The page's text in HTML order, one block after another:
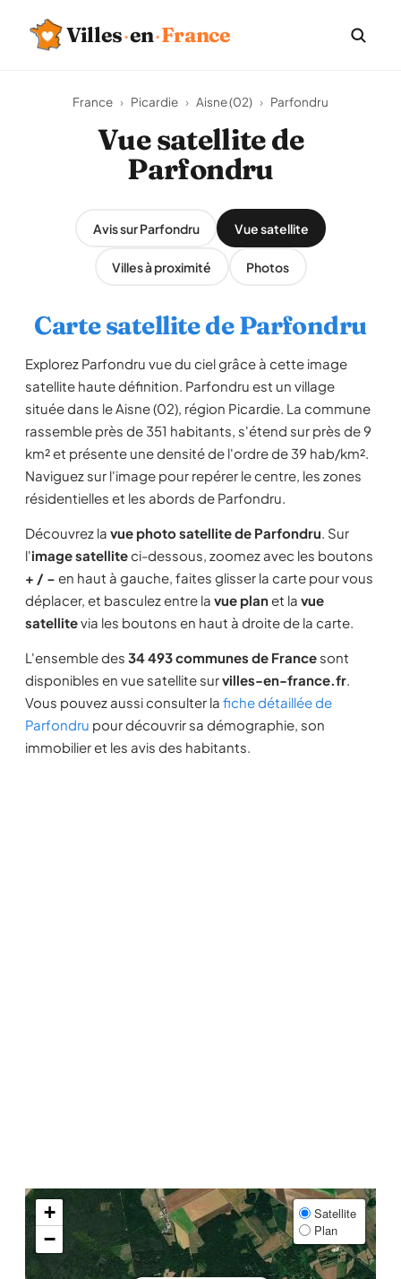
Villes·en·France
France › Picardie › Aisne (02) › Parfondru
Vue satellite de
Parfondru
Avis sur Parfondru Vue satellite
Villes à proximité Photos
Carte satellite de Parfondru
Explorez Parfondru vue du ciel grâce à cette image
satellite haute définition. Parfondru est un village
située dans le Aisne (02), région Picardie. La commune
rassemble près de 351 habitants, s'étend sur près de 9
km² et présente une densité de l'ordre de 39 hab/km².
Naviguez sur l'image pour repérer le centre, les zones
résidentielles et les abords de Parfondru.
Découvrez la vue photo satellite de Parfondru. Sur
l'image satelliteci-dessous, zoomez avec les boutons
+ / − en haut à gauche, faites glisser la carte pour vous
déplacer, et basculez entre la vue planet la vue
satellitevia les boutons en haut à droite de la carte.
L'ensemble des 34 493 communes de France sont
disponibles en vue satellite survilles-en-france.fr.
Vous pouvez aussi consulter la fiche détaillée de
Parfondru pour découvrir sa démographie, son
immobilier et les avis des habitants.
+
−
Satellite
Plan